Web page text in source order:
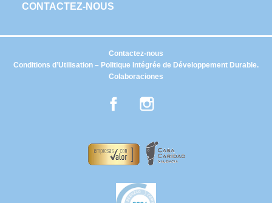
CONTACTEZ-NOUS
Conditions d’Utilisation – Politique Intégrée de Développement Durable.
Colaboraciones
Contactez-nous
Facebook